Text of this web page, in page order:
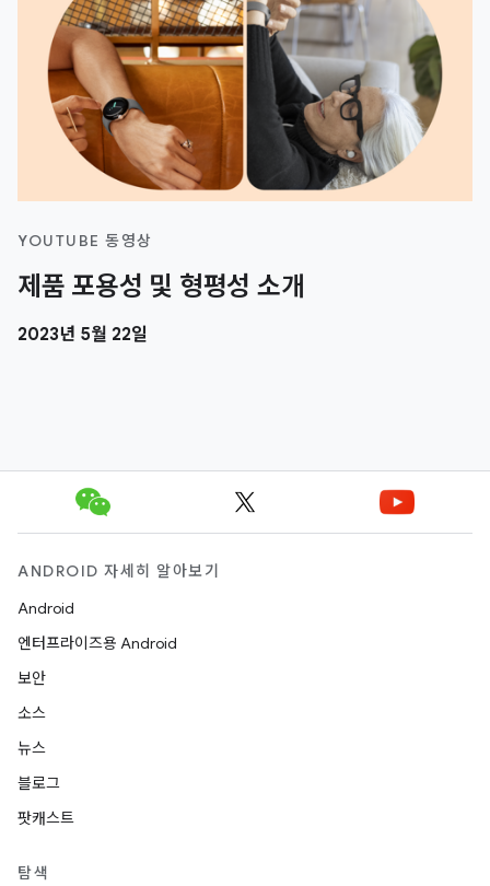
YOUTUBE 동영상
제품 포용성 및 형평성 소개
2023년 5월 22일
ANDROID 자세히 알아보기
Android
엔터프라이즈용 Android
보안
소스
뉴스
블로그
팟캐스트
탐색